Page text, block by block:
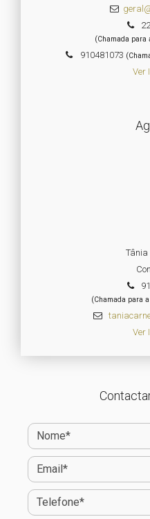
(Chamada para
910481073
Ver
Tânia
(Chamada para
Ver